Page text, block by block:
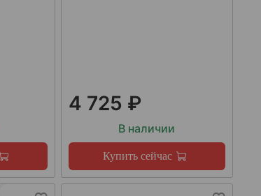
4 725 ₽
В наличии
Купить сейчас